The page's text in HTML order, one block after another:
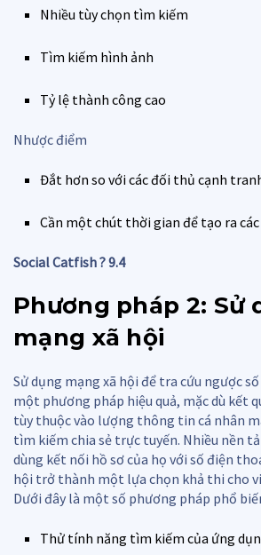
Nhiều tùy chọn tìm kiếm
Tìm kiếm hình ảnh
Tỷ lệ thành công cao
Nhược điểm
Đắt hơn so với các đối thủ cạnh
Cần một chút thời gian để tạo ra
Social Catfish ? 9.4
Phương pháp 2: Sử
mạng xã hội
Sử dụng mạng xã hội để tra cứu ngược
một phương pháp hiệu quả, mặc dù kết
tùy thuộc vào lượng thông tin cá nhân
tìm kiếm chia sẻ trực tuyến. Nhiều nền
dùng kết nối hồ sơ của họ với số điện
hội trở thành một lựa chọn khả thi cho
Dưới đây là một số phương pháp phổ
Thử tính năng tìm kiếm của ứng